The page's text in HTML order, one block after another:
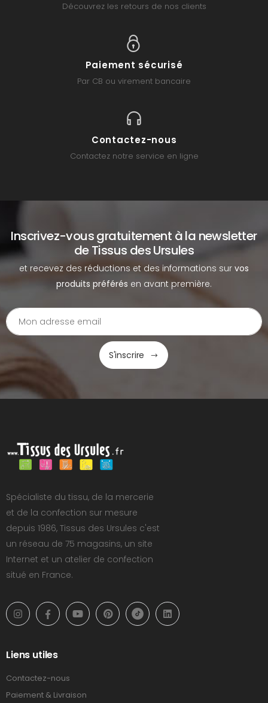
Découvrez les retours de nos clients
Paiement sécurisé
Par CB ou virement bancaire
Contactez-nous
Contactez notre service en ligne
Inscrivez-vous gratuitement à la newsletter
de Tissus des Ursules
et recevez des réductions et des informations sur vos
produits préférés en avant première.
S'inscrire
Spécialiste du tissu, de la mercerie
et de la confection sur mesure
depuis 1986, Tissus des Ursules c'est
un réseau de 75 magasins, un site
Internet et un atelier de confection
situé en France.
Liens utiles
Contactez-nous
Paiement & Livraison